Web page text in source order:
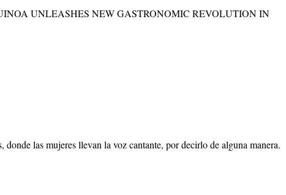
UNLEASHES NEW GASTRONOMIC REVOLUTION IN
las mujeres llevan la voz cantante, por decirlo de alguna manera.